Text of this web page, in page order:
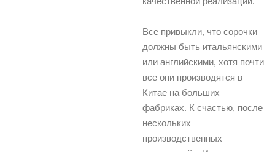
Все привыкли, что сорочки
должны быть итальянскими
или английскими, хотя почти
все они производятся в
Китае на больших
фабриках. К счастью, после
нескольких
производственных